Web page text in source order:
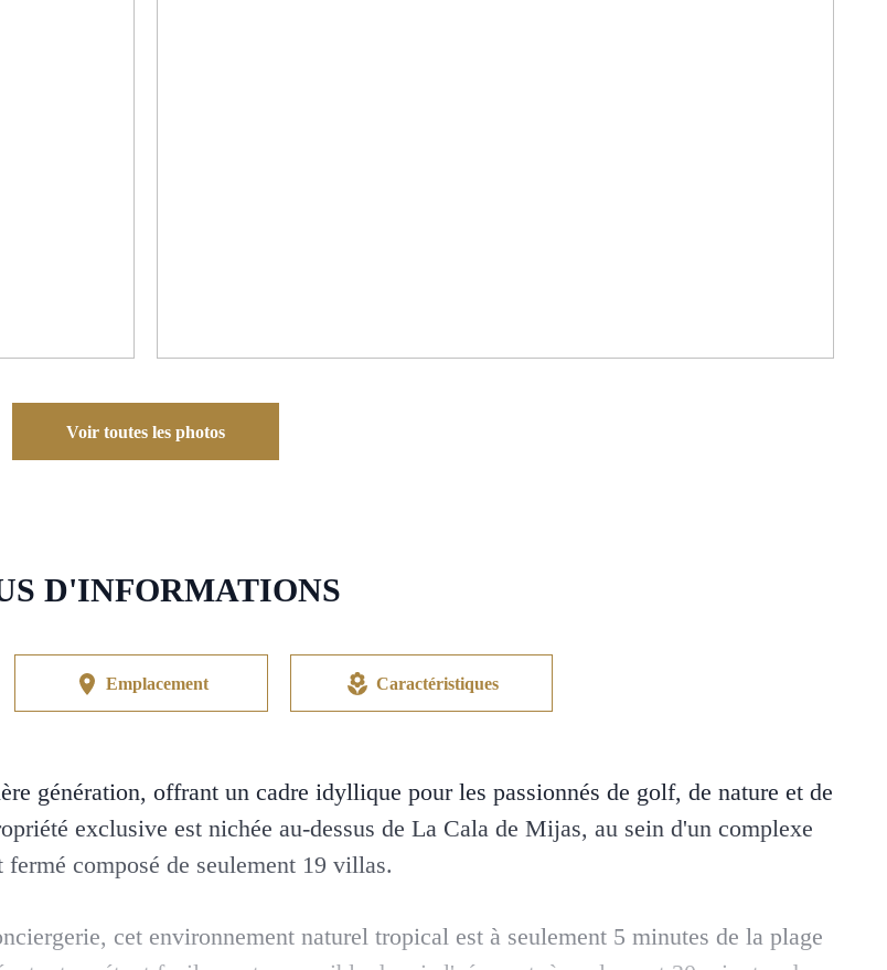
Voir toutes les photos
D'INFORMATIONS
Emplacement Caractéristiques
génération, offrant un cadre idyllique pour les passionnés de golf, de nature et de
exclusive est nichée au-dessus de La Cala de Mijas, au sein d'un complexe
fermé composé de seulement 19 villas.
cet environnement naturel tropical est à seulement 5 minutes de la plage